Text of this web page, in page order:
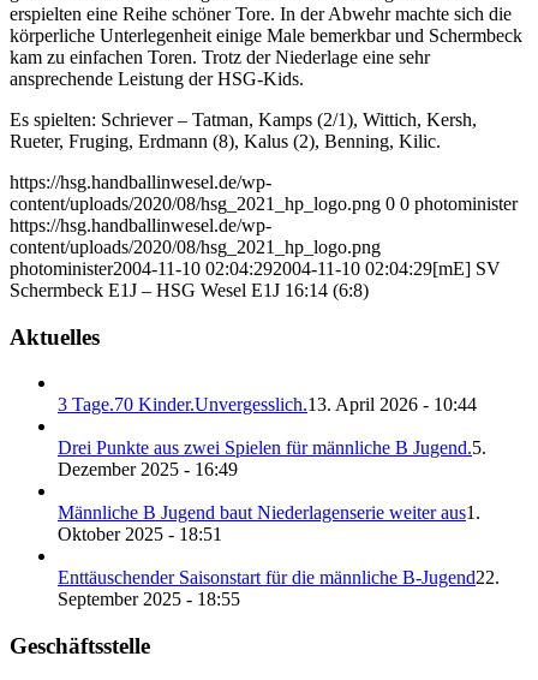
erspielten eine Reihe schöner Tore. In der Abwehr machte sich die
körperliche Unterlegenheit einige Male bemerkbar und Schermbeck
kam zu einfachen Toren. Trotz der Niederlage eine sehr
ansprechende Leistung der HSG-Kids.
Es spielten: Schriever – Tatman, Kamps (2/1), Wittich, Kersh,
Rueter, Fruging, Erdmann (8), Kalus (2), Benning, Kilic.
https://hsg.handballinwesel.de/wp-
content/uploads/2020/08/hsg_2021_hp_logo.png 0 0 photominister
https://hsg.handballinwesel.de/wp-
content/uploads/2020/08/hsg_2021_hp_logo.png
photominister2004-11-10 02:04:292004-11-10 02:04:29[mE] SV
Schermbeck E1J – HSG Wesel E1J 16:14 (6:8)
Aktuelles
3 Tage.70 Kinder.Unvergesslich.13. April 2026 - 10:44
Drei Punkte aus zwei Spielen für männliche B Jugend.5.
Dezember 2025 - 16:49
Männliche B Jugend baut Niederlagenserie weiter aus1.
Oktober 2025 - 18:51
Enttäuschender Saisonstart für die männliche B-Jugend22.
September 2025 - 18:55
Geschäftsstelle